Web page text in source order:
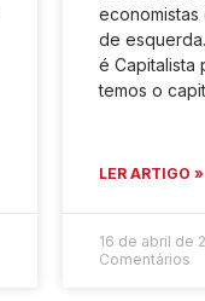
economistas
de
é Capitalista
temos o
LER ARTIGO »
16 de abril de
Comentários